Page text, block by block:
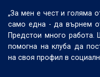
„За мен е чест и голяма
само една - да върнем
Предстои много
помогна на клуба да
на своя профил в